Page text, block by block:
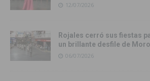
12/07/2026
Rojales cerró sus fiestas
un brillante desfile de
06/07/2026